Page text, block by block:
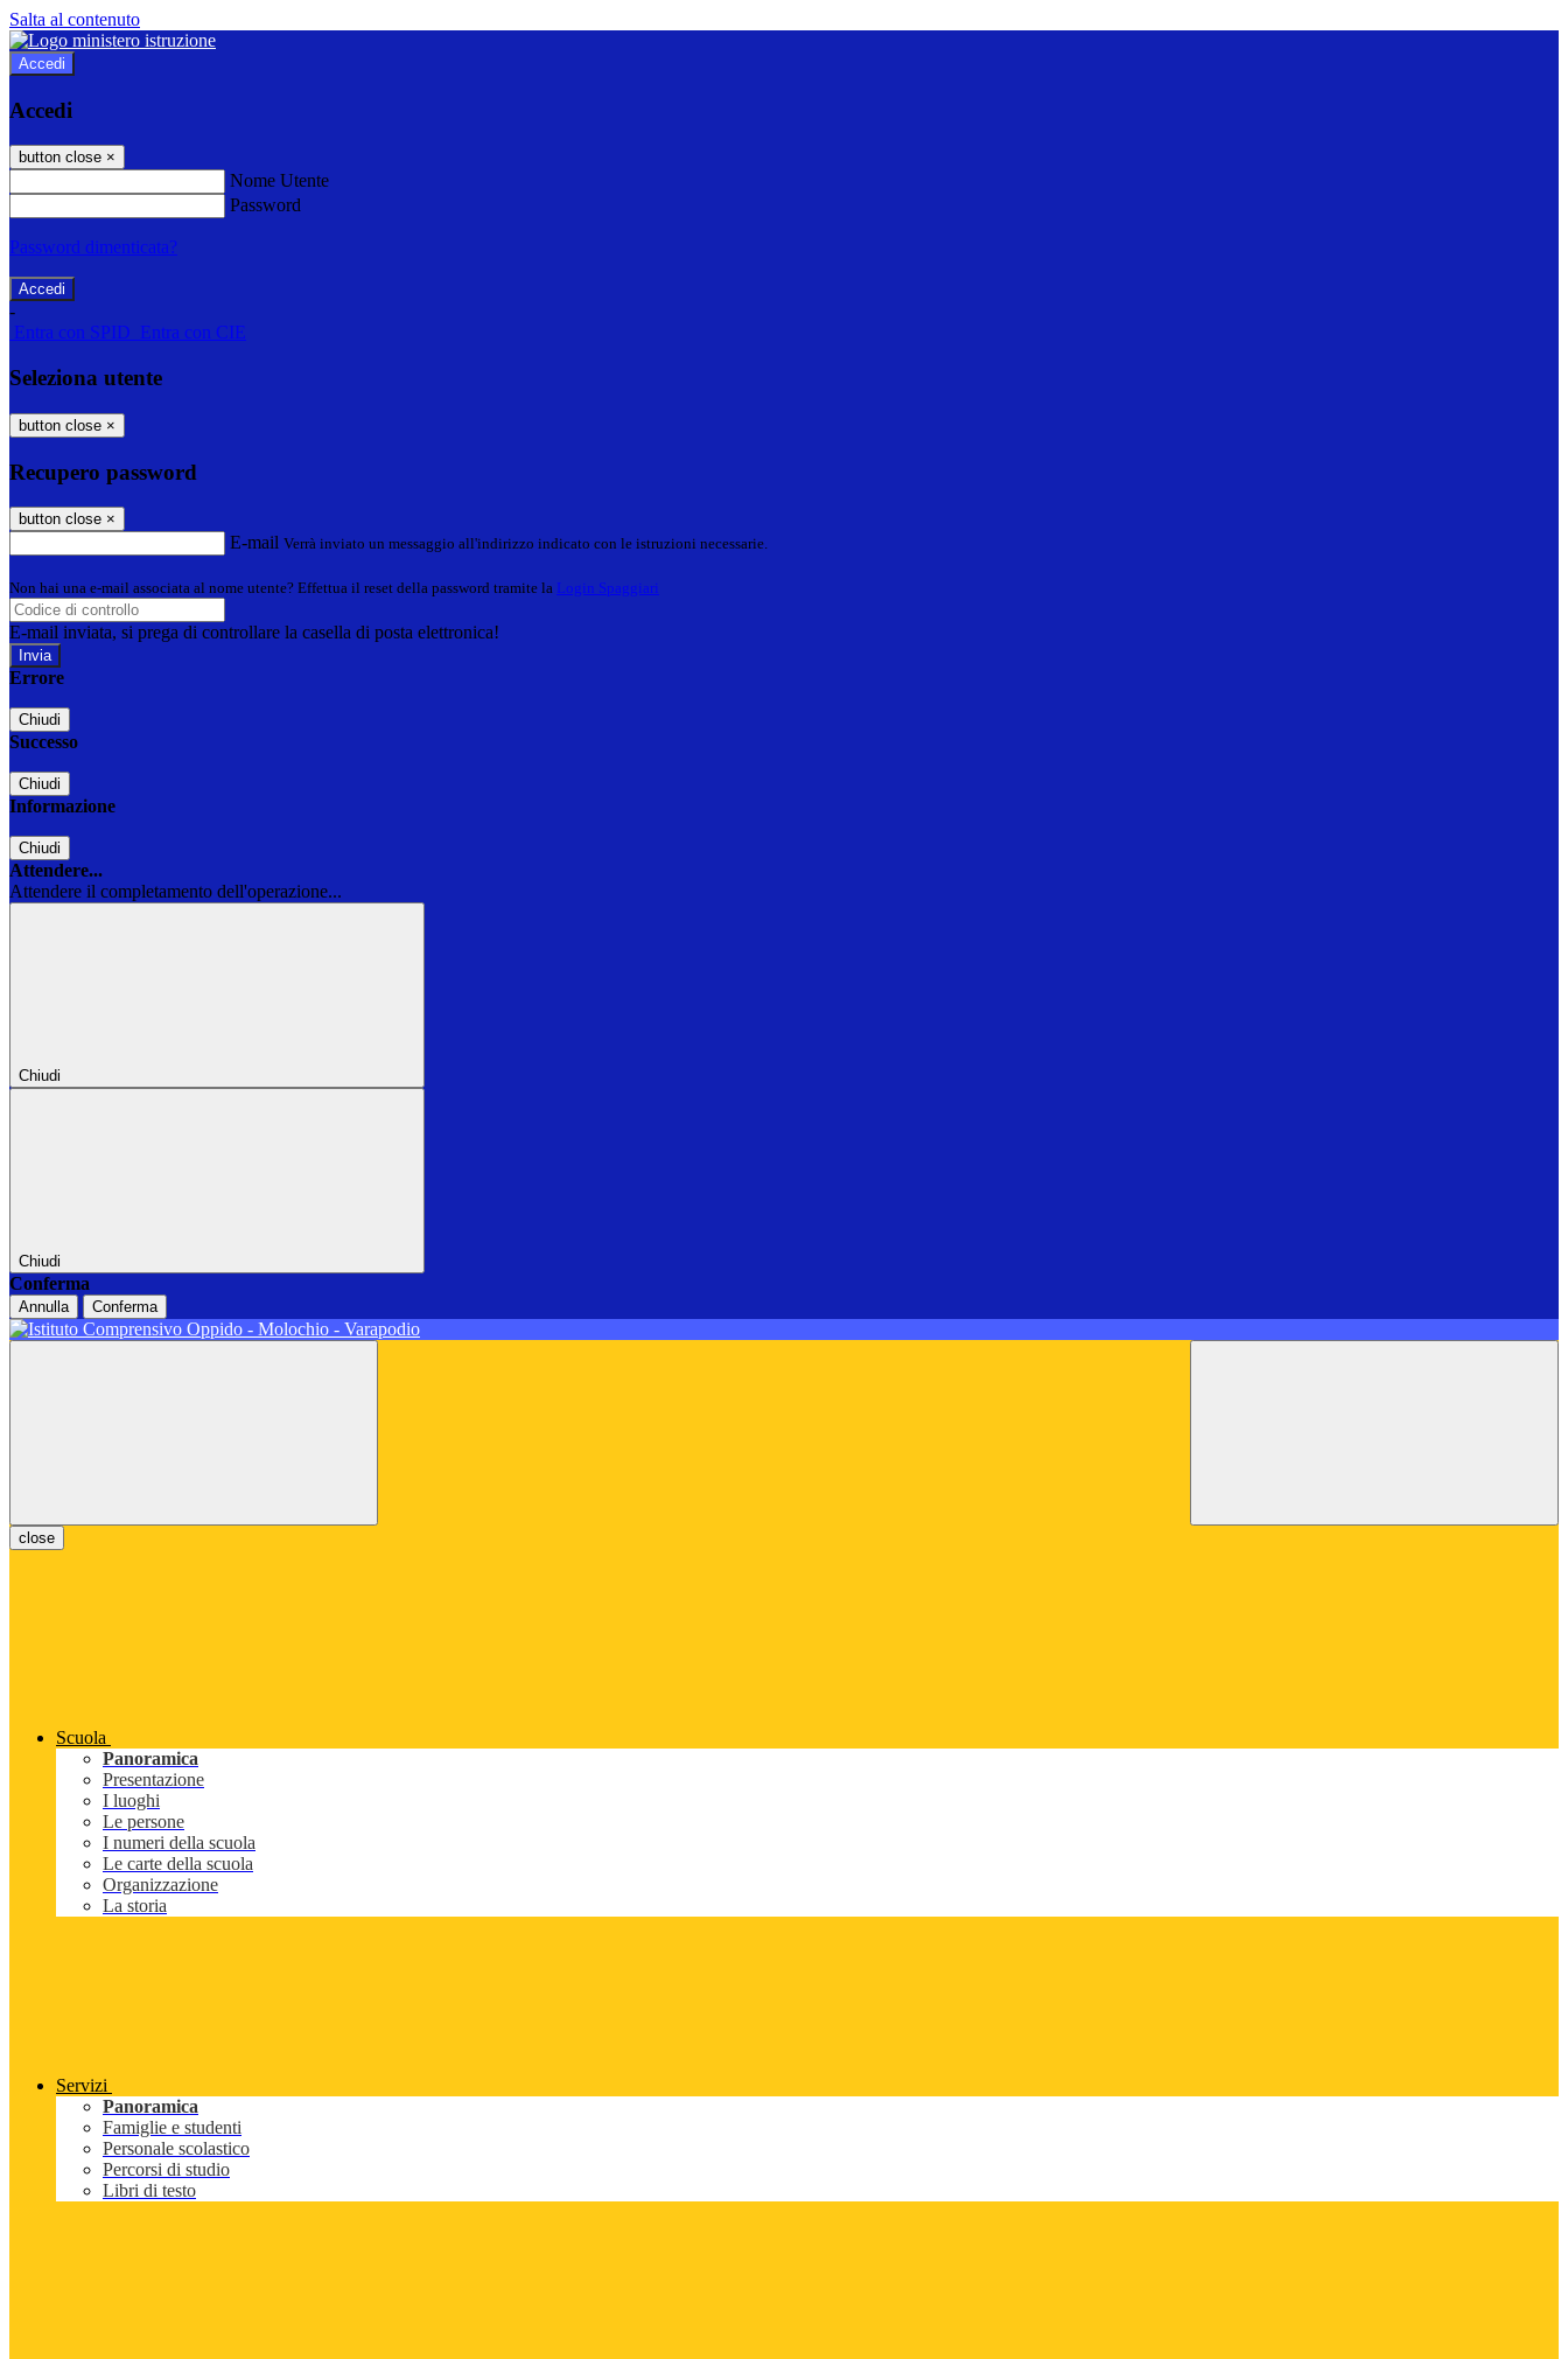
Salta al contenuto
Accedi
Accedi
button close ×
Nome Utente
Password
Password dimenticata?
-
Entra con SPID Entra con CIE
Seleziona utente
button close ×
Recupero password
button close ×
E-mail Verrà inviato un messaggio all'indirizzo indicato con le istruzioni necessarie.
Non hai una e-mail associata al nome utente? Effettua il reset della password tramite la Login Spaggiari
E-mail inviata, si prega di controllare la casella di posta elettronica!
Errore
Chiudi
Successo
Chiudi
Informazione
Chiudi
Attendere...
Attendere il completamento dell'operazione...
Chiudi
Chiudi
Conferma
Annulla Conferma
close
Scuola
Panoramica
Presentazione
I luoghi
Le persone
I numeri della scuola
Le carte della scuola
Organizzazione
La storia
Servizi
Panoramica
Famiglie e studenti
Personale scolastico
Percorsi di studio
Libri di testo